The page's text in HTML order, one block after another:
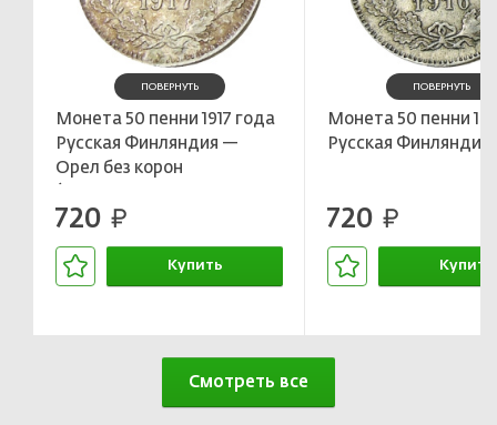
ПОВЕРНУТЬ
Монета 50 пенни 1917 года
Русская Финляндия —
Орел без корон
правительство)
720 руб.
Купить
ПОВЕРНУТЬ
Монета 50 пенни
Русская Финляндия
720 руб.
Купить
Смотреть все